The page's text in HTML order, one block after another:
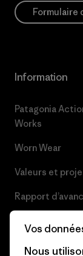
Formulaire
Information
Patagonia
Works
Worn Wear
Valeurs et
Rapport
Objectifs
Vos
Nous